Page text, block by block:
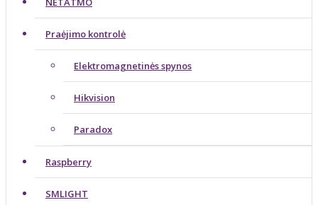
Praėjimo kontrolė
Elektromagnetinės spynos
Hikvision
Paradox
Raspberry
SMLIGHT